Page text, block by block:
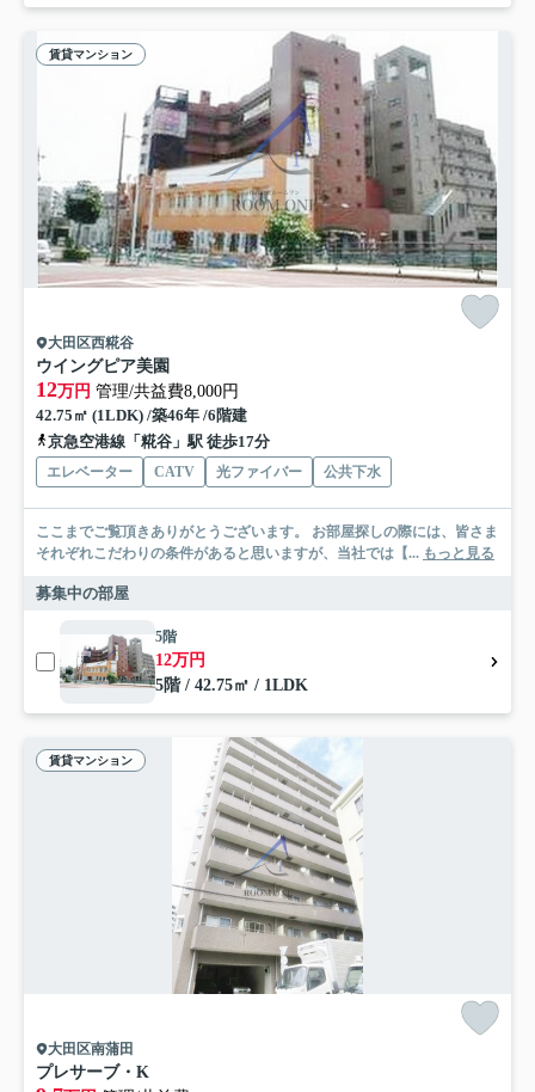
賃貸マンション
大田区西糀谷
ウイングピア美園
12万円 管理/共益費8,000円
42.75㎡ (1LDK) /築46年 /6階建
京急空港線「糀谷」駅 徒歩17分
エレベーター CATV 光ファイバー 公共下水
ここまでご覧頂きありがとうございます。 お部屋探しの際には、皆さま
それぞれこだわりの条件があると思いますが、当社では【... もっと見る
募集中の部屋
5階
12万円
5階 / 42.75㎡ / 1LDK
賃貸マンション
大田区南蒲田
プレサーブ・K